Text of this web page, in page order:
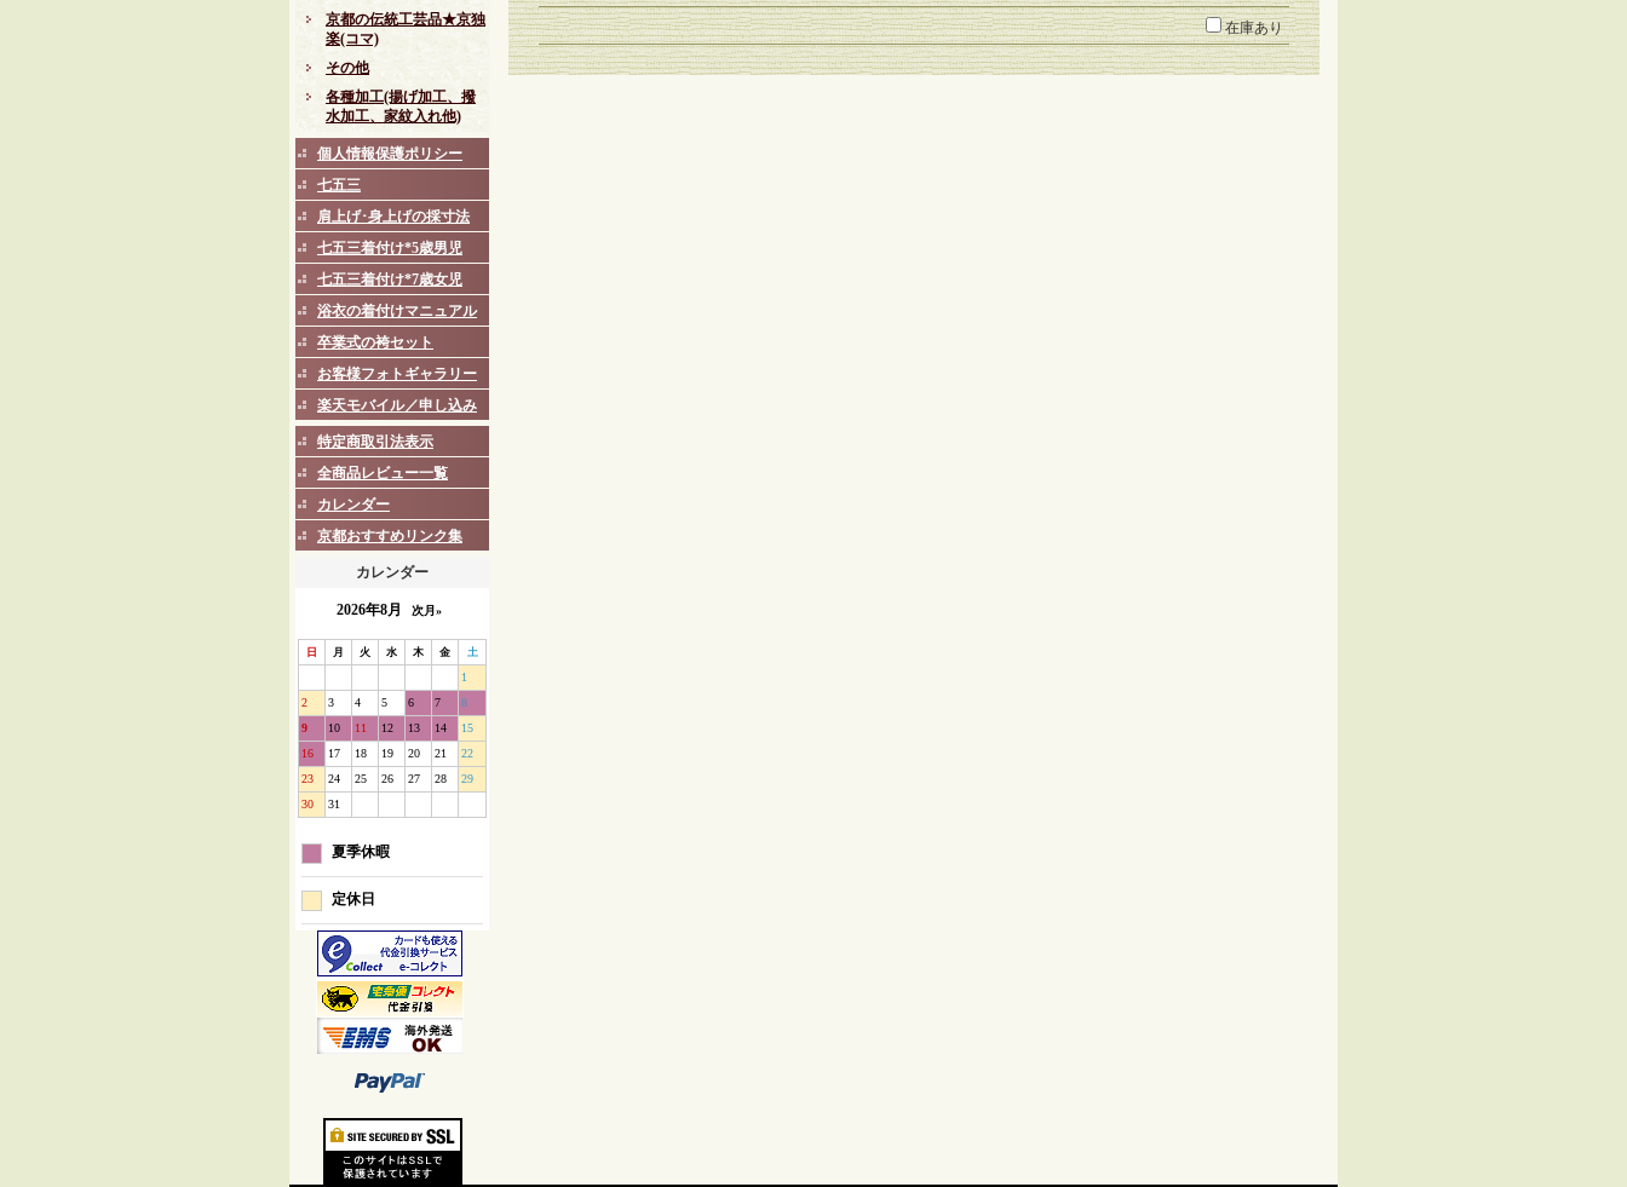
京都の伝統工芸品★京独
楽(コマ)
その他
各種加工(揚げ加工、撥
水加工、家紋入れ他)
個人情報保護ポリシー
七五三
肩上げ･身上げの採寸法
七五三着付け*5歳男児
七五三着付け*7歳女児
浴衣の着付けマニュアル
卒業式の袴セット
お客様フォトギャラリー
楽天モバイル／申し込み
特定商取引法表示
全商品レビュー一覧
カレンダー
京都おすすめリンク集
カレンダー
2026年8月 次月»
日 月 火 水 木 金 土
1
2
3 4 5 6 7
8
9
10 11 12 13 14
15
16
17 18 19 20 21
22
23
24 25 26 27 28
29
30
31
夏季休暇
定休日
在庫あり